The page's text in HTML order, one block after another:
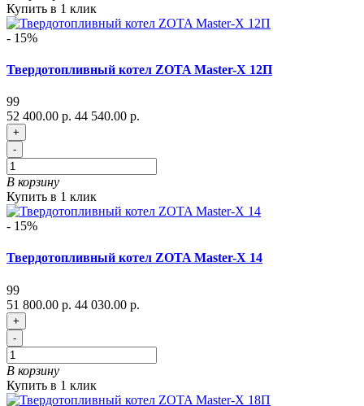
Купить в 1 клик
- 15%
Твердотопливный котел ZOTA Master-X 12П
99
52 400.00 р. 44 540.00 р.
+
-
В корзину
Купить в 1 клик
- 15%
Твердотопливный котел ZOTA Master-X 14
99
51 800.00 р. 44 030.00 р.
+
-
В корзину
Купить в 1 клик